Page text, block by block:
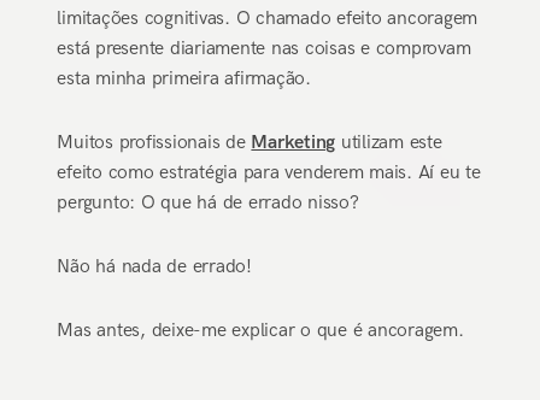
limitações cognitivas. O chamado efeito ancoragem
está presente diariamente nas coisas e comprovam
esta minha primeira afirmação.
Muitos profissionais de Marketing utilizam este
efeito como estratégia para venderem mais. Aí eu te
pergunto: O que há de errado nisso?
Não há nada de errado!
Mas antes, deixe-me explicar o que é ancoragem.